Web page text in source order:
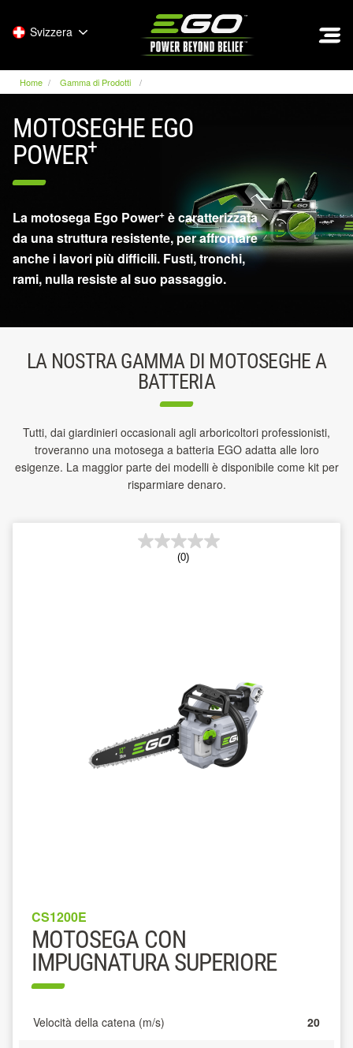
Svizzera
Home Gamma di Prodotti
MOTOSEGHE EGO
POWER+
La motosega Ego Power+ è caratterizzata
da una struttura resistente, per affrontare
anche i lavori più difficili. Fusti, tronchi,
rami, nulla resiste al suo passaggio.
LA NOSTRA GAMMA DI MOTOSEGHE A
BATTERIA
Tutti, dai giardinieri occasionali agli arboricoltori professionisti,
troveranno una motosega a batteria EGO adatta alle loro
esigenze. La maggior parte dei modelli è disponibile come kit per
risparmiare denaro.
(0)
CS1200E
MOTOSEGA CON
IMPUGNATURA SUPERIORE
Velocità della catena (m/s) 20